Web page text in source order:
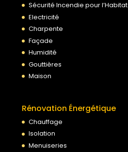
Sécurité Incendie pour l’Habitat
Electricité
Charpente
Façade
Humidité
Gouttières
Maison
Rénovation Énergétique
Chauffage
Isolation
Menuiseries